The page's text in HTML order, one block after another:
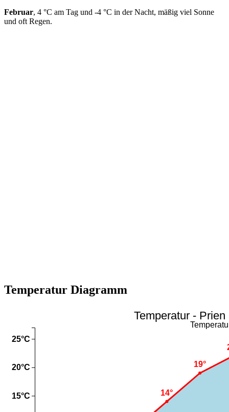
Februar, 4 °C am Tag und -4 °C in der Nacht, mäßig viel Sonne
und oft Regen.
Temperatur Diagramm